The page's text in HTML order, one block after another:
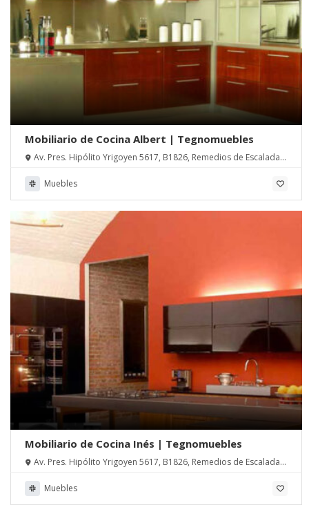
Mobiliario de Cocina Albert | Tegnomuebles
Av. Pres. Hipólito Yrigoyen 5617, B1826, Remedios de Escalada,
Muebles
Mobiliario de Cocina Inés | Tegnomuebles
Av. Pres. Hipólito Yrigoyen 5617, B1826, Remedios de Escalada,
Muebles